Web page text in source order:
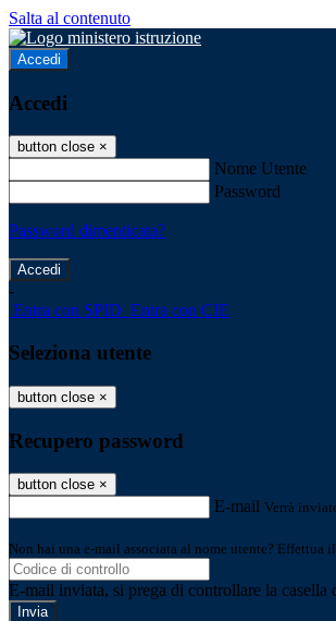
Salta al contenuto
Accedi
Accedi
button close ×
Nome Utente
Password
Password dimenticata?
-
Entra con SPID Entra con CIE
Seleziona utente
button close ×
Recupero password
button close ×
E-mail Verrà
Non hai una e-mail associata al nome utente? Effettua
E-mail inviata, si prega di controllare la casella